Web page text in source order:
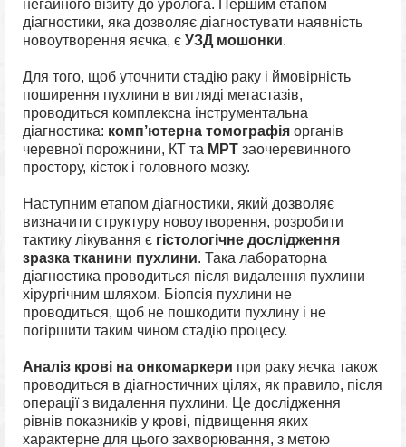
негайного візиту до уролога. Першим етапом
діагностики, яка дозволяє діагностувати наявність
новоутворення яєчка, є УЗД мошонки.
Для того, щоб уточнити стадію раку і ймовірність
поширення пухлини в вигляді метастазів,
проводиться комплексна інструментальна
діагностика: комп’ютерна томографія органів
черевної порожнини, КТ та МРТ заочеревинного
простору, кісток і головного мозку.
Наступним етапом діагностики, який дозволяє
визначити структуру новоутворення, розробити
тактику лікування є гістологічне дослідження
зразка тканини пухлини. Така лабораторна
діагностика проводиться після видалення пухлини
хірургічним шляхом. Біопсія пухлини не
проводиться, щоб не пошкодити пухлину і не
погіршити таким чином стадію процесу.
Аналіз крові на онкомаркери при раку яєчка також
проводиться в діагностичних цілях, як правило, після
операції з видалення пухлини. Це дослідження
рівнів показників у крові, підвищення яких
характерне для цього захворювання, з метою